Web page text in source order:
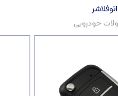
اتوفلاشر
خودرویی